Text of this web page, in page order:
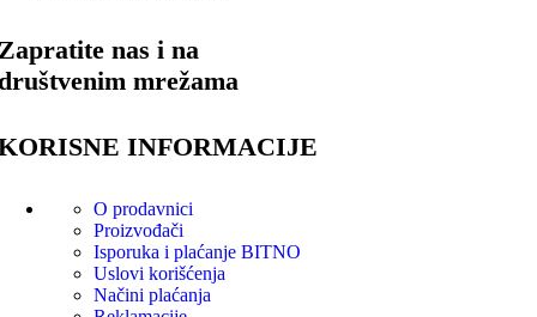
nas i na
mrežama
INFORMACIJE
O prodavnici
Proizvođači
Isporuka i plaćanje BITNO
Uslovi korišćenja
Načini plaćanja